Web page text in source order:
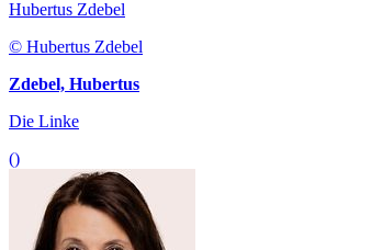
Hubertus Zdebel
© Hubertus Zdebel
Zdebel, Hubertus
Die Linke
()